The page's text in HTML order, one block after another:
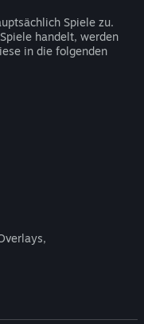
Spiele zu.
handelt, werden
in die folgenden